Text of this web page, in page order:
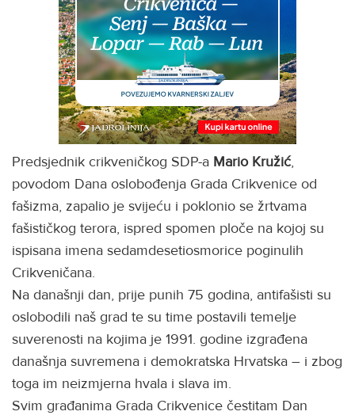
Predsjednik crikveničkog SDP-a Mario Kružić,
povodom Dana oslobođenja Grada Crikvenice od
fašizma, zapalio je svijeću i poklonio se žrtvama
fašističkog terora, ispred spomen ploče na kojoj su
ispisana imena sedamdesetiosmorice poginulih
Crikveničana.
Na današnji dan, prije punih 75 godina, antifašisti su
oslobodili naš grad te su time postavili temelje
suverenosti na kojima je 1991. godine izgrađena
današnja suvremena i demokratska Hrvatska – i zbog
toga im neizmjerna hvala i slava im.
Svim građanima Grada Crikvenice čestitam Dan